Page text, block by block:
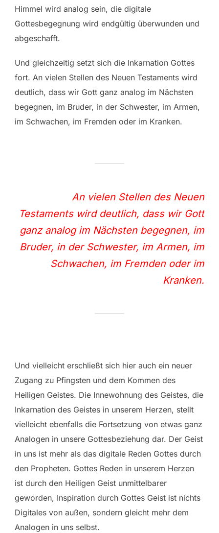
Himmel wird analog sein, die digitale
Gottesbegegnung wird endgültig überwunden und
abgeschafft.
Und gleichzeitig setzt sich die Inkarnation Gottes
fort. An vielen Stellen des Neuen Testaments wird
deutlich, dass wir Gott ganz analog im Nächsten
begegnen, im Bruder, in der Schwester, im Armen,
im Schwachen, im Fremden oder im Kranken.
An vielen Stellen des Neuen
Testaments wird deutlich, dass wir Gott
ganz analog im Nächsten begegnen, im
Bruder, in der Schwester, im Armen, im
Schwachen, im Fremden oder im
Kranken.
Und vielleicht erschließt sich hier auch ein neuer
Zugang zu Pfingsten und dem Kommen des
Heiligen Geistes. Die Innewohnung des Geistes, die
Inkarnation des Geistes in unserem Herzen, stellt
vielleicht ebenfalls die Fortsetzung von etwas ganz
Analogen in unsere Gottesbeziehung dar. Der Geist
in uns ist mehr als das digitale Reden Gottes durch
den Propheten. Gottes Reden in unserem Herzen
ist durch den Heiligen Geist unmittelbarer
geworden, Inspiration durch Gottes Geist ist nichts
Digitales von außen, sondern gleicht mehr dem
Analogen in uns selbst.